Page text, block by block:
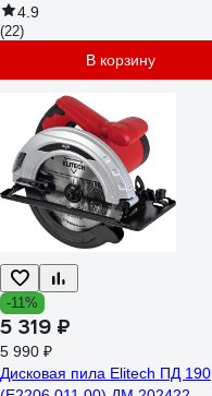
4.9
(22)
В корзину
-11%
5 319 ₽
5 990 ₽
Дисковая пила Elitech ПД 190